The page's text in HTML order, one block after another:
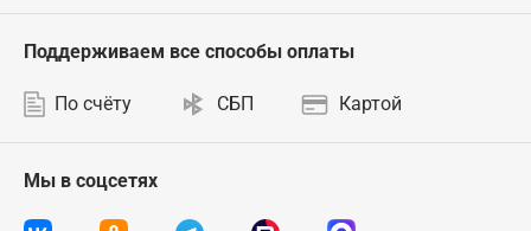
Мы в соцсетях
Поддерживаем все способы оплаты
По счёту СБП Картой